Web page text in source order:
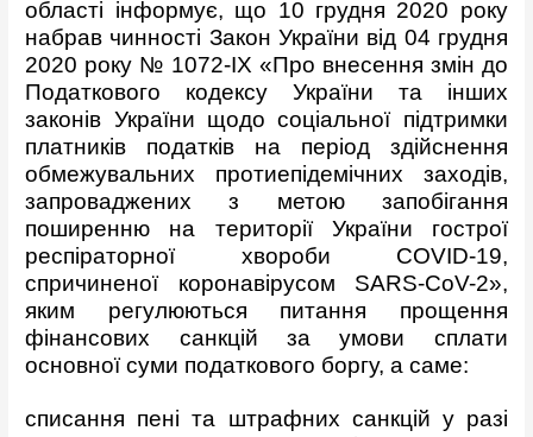
області інформує, що 10 грудня 2020 року
набрав чинності Закон України від 04 грудня
2020 року № 1072-ІХ «Про внесення змін до
Податкового кодексу України та інших
законів України щодо соціальної підтримки
платників податків на період здійснення
обмежувальних протиепідемічних заходів,
запроваджених з метою запобігання
поширенню на території України гострої
респіраторної хвороби COVID-19,
спричиненої коронавірусом SARS-CoV-2»,
яким регулюються питання прощення
фінансових санкцій за умови сплати
основної суми податкового боргу, а саме:
списання пені та штрафних санкцій у разі